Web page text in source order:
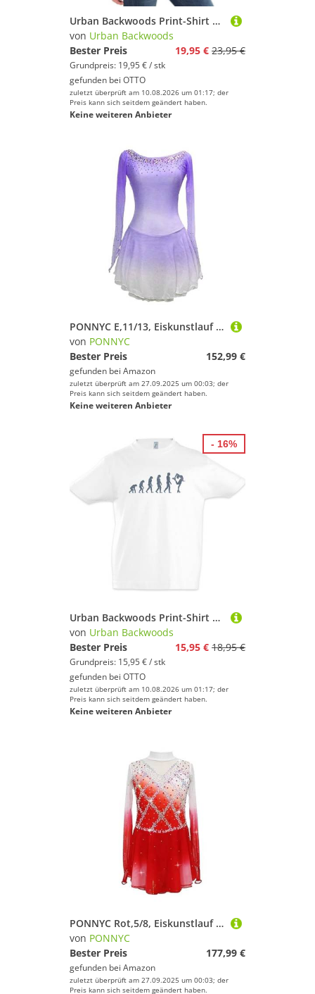
Urban Backwoods Print-Shirt Figure Skating Evolution Damen T-Shirt Eiskunstlauf Eiskunstlaufen Ice (1-tlg) Skater Skating Eiskunstläufer Eiskunstläuferin
von Urban Backwoods
Bester Preis
19,95 € 23,95 €
Grundpreis: 19,95 € / stk
gefunden bei OTTO
zuletzt überprüft am 10.08.2026 um 01:17; der
Preis kann sich seitdem geändert haben.
Keine weiteren Anbieter
PONNYC E,11/13, Eiskunstlauf Kleid Für Mädchen Eislaufbekleidung Für Wettkämpfe Farbverlauf Rollschuhbekleidung Rhythmische Gymnastik Trikots Mit Glänzenden Strasssteinen
von PONNYC
Bester Preis
152,99 €
gefunden bei Amazon
zuletzt überprüft am 27.09.2025 um 00:03; der
Preis kann sich seitdem geändert haben.
Keine weiteren Anbieter
Urban Backwoods Print-Shirt Figure Skating Evolution Kinder T-Shirt Eiskunstlauf Eiskunstlaufen (1-tlg) Ice Skater Skating Eiskunstläufer
von Urban Backwoods
Bester Preis
15,95 € 18,95 €
Grundpreis: 15,95 € / stk
gefunden bei OTTO
zuletzt überprüft am 10.08.2026 um 01:17; der
Preis kann sich seitdem geändert haben.
Keine weiteren Anbieter
- 16%
PONNYC Rot,5/8, Eiskunstlauf Rock Mit Farbverlauf Für Mädchen Elastisches Eislauf Kleid Rollschuhkostüm Mit Glitzernden Strasssteinen Professionelle Trikots Für Rhythmische Gymnastik
von PONNYC
Bester Preis
177,99 €
gefunden bei Amazon
zuletzt überprüft am 27.09.2025 um 00:03; der
Preis kann sich seitdem geändert haben.